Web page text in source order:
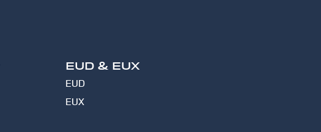
EUD & EUX
EUD
EUX